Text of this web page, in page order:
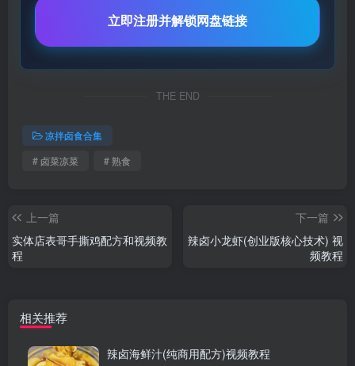
立即注册并解锁网盘链接
THE END
凉拌卤食合集
# 卤菜凉菜
# 熟食
上一篇
实体店表哥手撕鸡配方和视频教
程
下一篇
辣卤小龙虾(创业版核心技术) 视
频教程
相关推荐
辣卤海鲜汁(纯商用配方)视频教程